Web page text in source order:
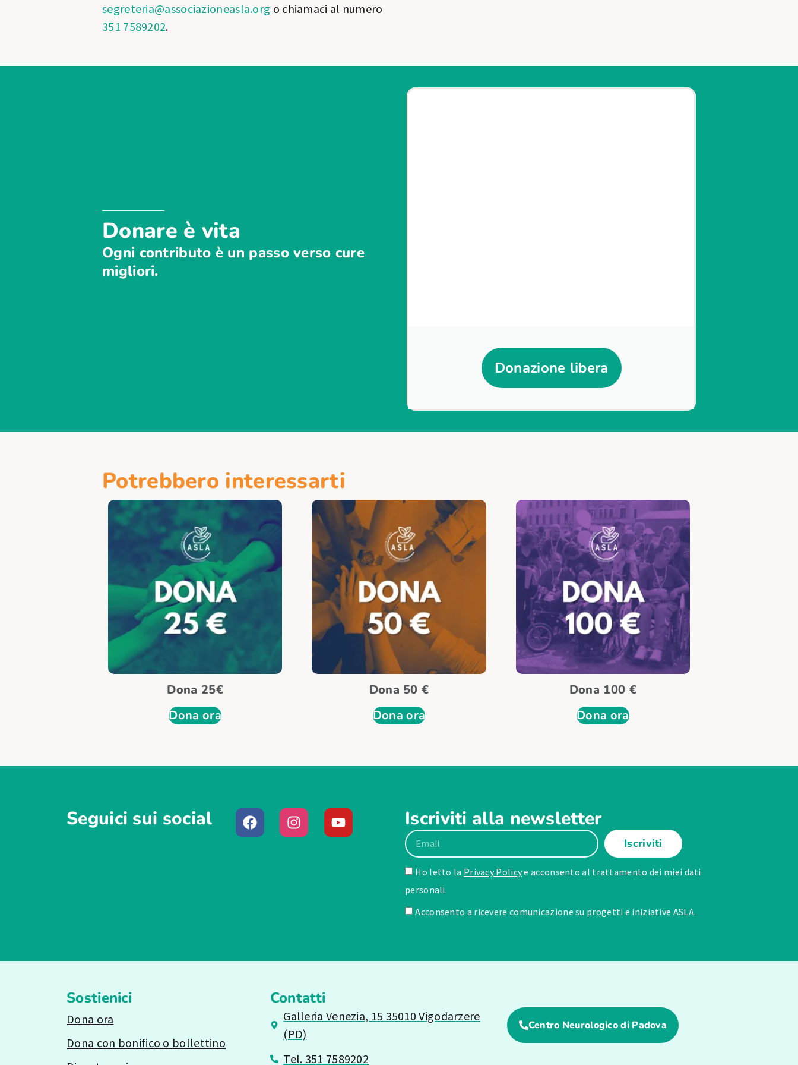
segreteria@associazioneasla.org o chiamaci al numero
351 7589202.
Donare è vita
Ogni contributo è un passo verso cure
migliori.
Donazione libera
Potrebbero interessarti
Dona 25€
Dona ora
Dona 50 €
Dona ora
Dona 100 €
Dona ora
Seguici sui social Iscriviti alla newsletter
Ho letto la Privacy Policye acconsento al trattamento dei miei dati
personali.
Acconsento a ricevere comunicazione su progetti e iniziative ASLA.
Iscriviti
Sostienici
Dona ora
Dona con bonifico o bollettino
Contatti
Galleria Venezia, 15 35010 Vigodarzere
(PD)
Tel. 351 7589202
Centro Neurologico di Padova